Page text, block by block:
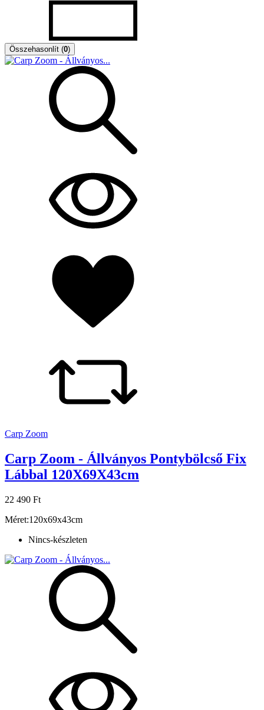
Összehasonlít (0)
Carp Zoom
Carp Zoom - Állványos Pontybölcső Fix
Lábbal 120X69X43cm
22 490 Ft
Méret:120x69x43cm
Nincs-készleten